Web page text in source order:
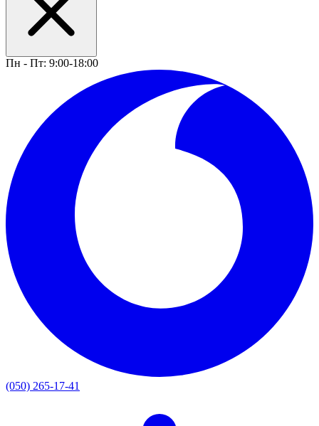
Пн - Пт: 9:00-18:00
(050) 265-17-41